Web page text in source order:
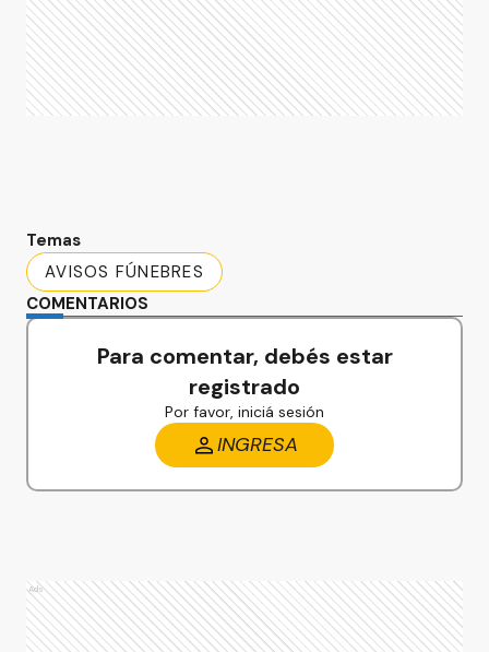
Temas
AVISOS FÚNEBRES
COMENTARIOS
Para comentar, debés estar
registrado
Por favor, iniciá sesión
INGRESA
Ads